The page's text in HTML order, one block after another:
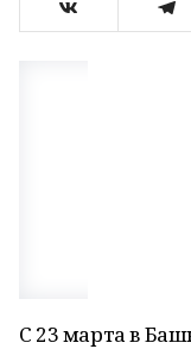
С 23 марта в